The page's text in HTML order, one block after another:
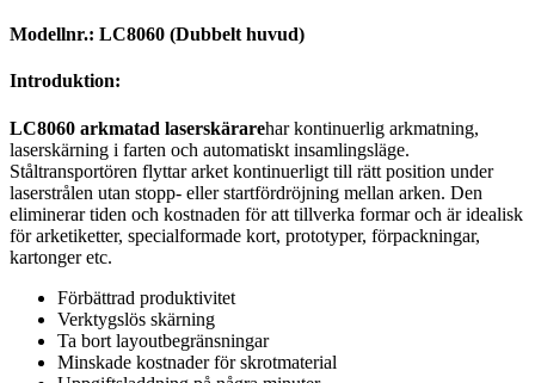
Modellnr.: LC8060 (Dubbelt huvud)
Introduktion:
LC8060 arkmatad laserskärarehar kontinuerlig arkmatning,
laserskärning i farten och automatiskt insamlingsläge.
Ståltransportören flyttar arket kontinuerligt till rätt position under
laserstrålen utan stopp- eller startfördröjning mellan arken. Den
eliminerar tiden och kostnaden för att tillverka formar och är idealisk
för arketiketter, specialformade kort, prototyper, förpackningar,
kartonger etc.
Förbättrad produktivitet
Verktygslös skärning
Ta bort layoutbegränsningar
Minskade kostnader för skrotmaterial